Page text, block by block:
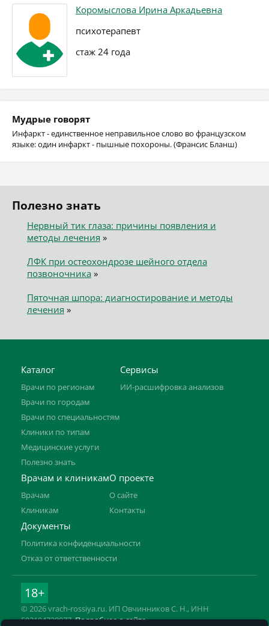
Коромыслова Ирина Аркадьевна
психотерапевт
стаж 24 года
Мудрые говорят
Инфаркт - единственное неправильное слово во французском
языке: один инфаркт - пышные похороны. (Франсис Бланш)
Полезно знать
Нервный тик глаза: причины появления и
методы лечения »
ЛФК при остеохондрозе шейного отдела
позвоночника»
Пяточная шпора: диагностирование и методы
лечения »
Каталог
Врачи по регионам
Врачи по городам
Врачи по специальностям
Клиники по типам
Медицинские услуги
Полезно знать
Сервисы
ИИ-расшифровка анализов
Врачам и клиникам
Врачам
Клиникам
О проекте
О сайте
Контакты
Документы
Политика конфиденциальности
Отказ от ответственности
18+
© 2026 vrach-rossiya.ru. ИП Овчинников С. Н., ИНН
592104728977.Подробнее о сайте